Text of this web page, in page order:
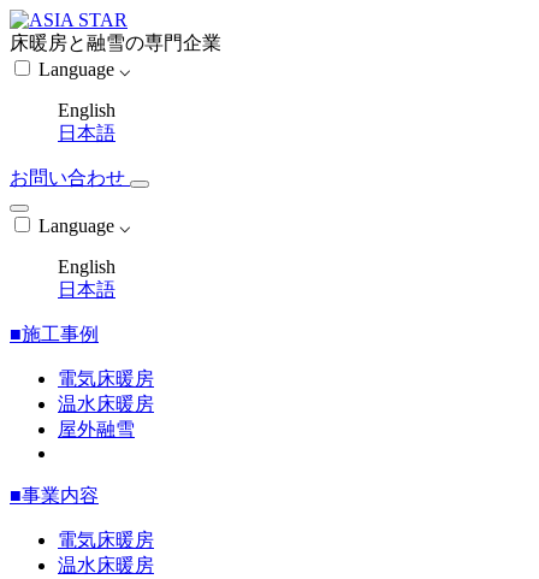
床暖房と融雪の専門企業
Language ⌵
English
日本語
お問い合わせ
Language ⌵
English
日本語
■施工事例
電気床暖房
温水床暖房
屋外融雪
■事業内容
電気床暖房
温水床暖房